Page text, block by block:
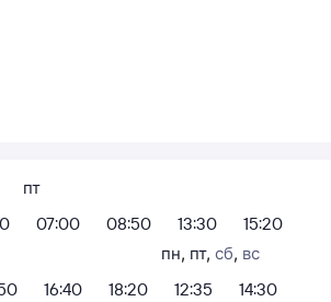
пт
07:00
08:50 13:30
15:20
16:40 18:20
пн, пт, сб, вс
12:35
14:30